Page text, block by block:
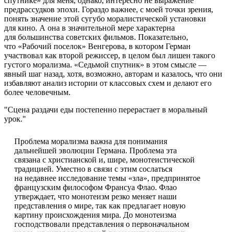
предрассудков эпохи. Гораздо важнее, с моей точки зрения,
понять значение этой сугубо моралистической установки
для кино. А она в значительной мере характерна
для большинства советских фильмов. Показательно,
что «Рабочий поселок» Венгерова, в котором Герман
участвовал как второй режиссер, в целом был лишен такого
густого морализма. «Седьмой спутник» в этом смысле —
явный шаг назад, хотя, возможно, авторам и казалось, что они
избавляют анализ истории от классовых схем и делают его
более человечным.
Сцена раздачи еды постепенно перерастает в моральный
урок.
Проблема морализма важна для понимания
дальнейшей эволюции Германа. Проблема эта
связана с христианской и, шире, монотеистической
традицией. Уместно в связи с этим сослаться
на недавнее исследование темы «зла», предпринятое
французским философом Франсуа Флао. Флао
утверждает, что монотеизм резко меняет наши
представления о мире, так как предлагает новую
картину происхождения мира. До монотеизма
господствовали представления о первоначальном